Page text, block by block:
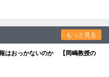
もっと見る
はおっかないのか 【岡嶋教授の